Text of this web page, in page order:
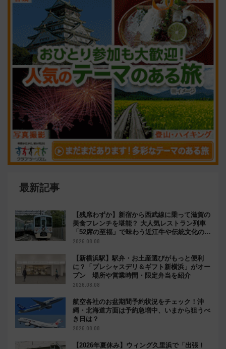
最新記事
【残席わずか】新宿から西武線に乗って滋賀の
美食フレンチを堪能？ 大人気レストラン列車
「52席の至福」で味わう近江牛や伝統文化の特
別コラボ
2026.08.08
【新横浜駅】駅弁・お土産選びがもっと便利
に？「プレシャスデリ＆ギフト新横浜」がオー
プン 場所や営業時間・限定弁当を紹介
2026.08.08
航空各社のお盆期間予約状況をチェック！沖
縄・北海道方面は予約急増中、いまから狙うべ
き日は？
2026.08.08
【2026年夏休み】ウィング久里浜で「出張！